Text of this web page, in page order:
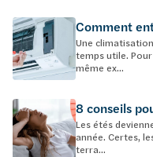
Comment
Une
temps utile.
même ex...
8 conseils
Les étés
année. Certes,
terra...